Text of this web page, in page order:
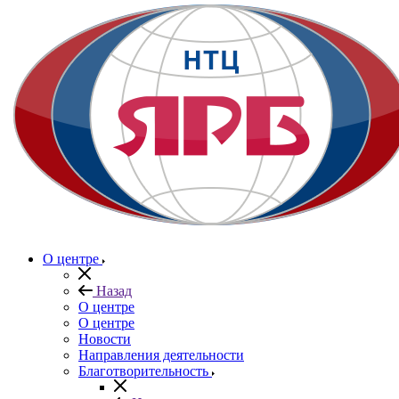
О центре
Назад
О центре
О центре
Новости
Направления деятельности
Благотворительность